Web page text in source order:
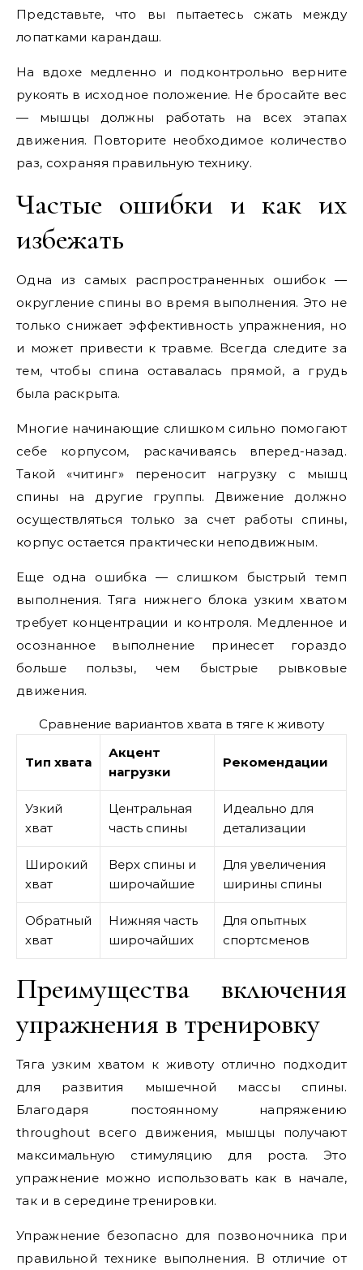
Представьте, что вы пытаетесь сжать между
лопатками карандаш.
На вдохе медленно и подконтрольно верните
рукоять в исходное положение. Не бросайте вес
— мышцы должны работать на всех этапах
движения. Повторите необходимое количество
раз, сохраняя правильную технику.
Частые ошибки и как их
избежать
Одна из самых распространенных ошибок —
округление спины во время выполнения. Это не
только снижает эффективность упражнения, но
и может привести к травме. Всегда следите за
тем, чтобы спина оставалась прямой, а грудь
была раскрыта.
Многие начинающие слишком сильно помогают
себе корпусом, раскачиваясь вперед-назад.
Такой «читинг» переносит нагрузку с мышц
спины на другие группы. Движение должно
осуществляться только за счет работы спины,
корпус остается практически неподвижным.
Еще одна ошибка — слишком быстрый темп
выполнения. Тяга нижнего блока узким хватом
требует концентрации и контроля. Медленное и
осознанное выполнение принесет гораздо
больше пользы, чем быстрые рывковые
движения.
Сравнение вариантов хвата в тяге к животу
Тип хвата
Акцент
нагрузки
Рекомендации
Узкий
хват
Центральная
часть спины
Идеально для
детализации
Широкий
хват
Верх спины и
широчайшие
Для увеличения
ширины спины
Обратный
хват
Нижняя часть
широчайших
Для опытных
спортсменов
Преимущества включения
упражнения в тренировку
Тяга узким хватом к животу отлично подходит
для развития мышечной массы спины.
Благодаря постоянному напряжению
throughout всего движения, мышцы получают
максимальную стимуляцию для роста. Это
упражнение можно использовать как в начале,
так и в середине тренировки.
Упражнение безопасно для позвоночника при
правильной технике выполнения. В отличие от